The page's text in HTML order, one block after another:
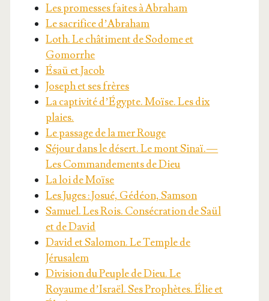
Les pro­messes faites à Abraham
Le sacri­fice d’Abraham
Loth. Le châ­ti­ment de Sodome et
Gomorrhe
Ésaü et Jacob
Joseph et ses frères
La cap­ti­vi­té d’Égypte. Moïse. Les dix
plaies.
Le pas­sage de la mer Rouge
Séjour dans le désert. Le mont Sinaï. —
Les Com­man­de­ments de Dieu
La loi de Moïse
Les Juges : Josué, Gédéon, Samson
Samuel. Les Rois. Consé­cra­tion de Saül
et de David
David et Salo­mon. Le Temple de
Jérusalem
Divi­sion du Peuple de Dieu. Le
Royaume d’Israël. Ses Pro­phètes. Élie et